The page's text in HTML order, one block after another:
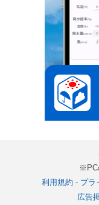
※PC
利用規約 - プラ
広告